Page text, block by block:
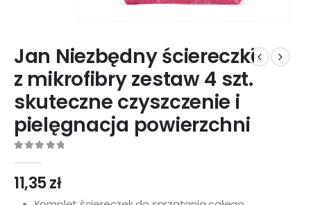
Jan Niezbędny ściereczki
z mikrofibry zestaw 4 szt.
skuteczne czyszczenie i
pielęgnacja powierzchni
11,35zł